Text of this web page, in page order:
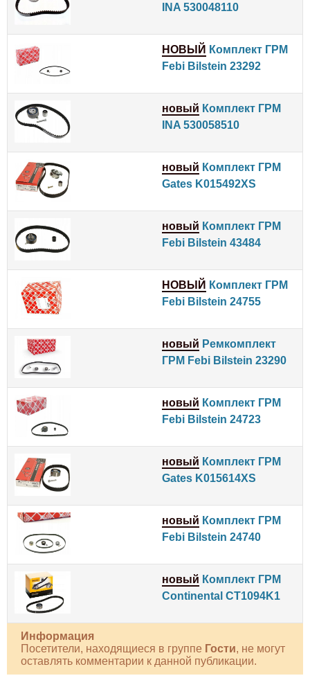
INA 530048110
НОВЫЙ Комплект ГРМ
Febi Bilstein 23292
новый Комплект ГРМ
INA 530058510
новый Комплект ГРМ
Gates K015492XS
новый Комплект ГРМ
Febi Bilstein 43484
НОВЫЙ Комплект ГРМ
Febi Bilstein 24755
новый Ремкомплект
ГРМ Febi Bilstein 23290
новый Комплект ГРМ
Febi Bilstein 24723
новый Комплект ГРМ
Gates K015614XS
новый Комплект ГРМ
Febi Bilstein 24740
новый Комплект ГРМ
Continental CT1094K1
Информация
Посетители, находящиеся в группе Гости, не могут
оставлять комментарии к данной публикации.